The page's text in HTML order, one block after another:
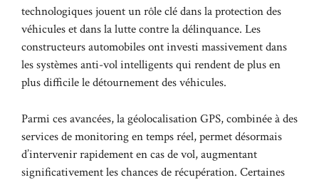
technologiques jouent un rôle clé dans la protection des
véhicules et dans la lutte contre la délinquance. Les
constructeurs automobiles ont investi massivement dans
les systèmes anti-vol intelligents qui rendent de plus en
plus difficile le détournement des véhicules.
Parmi ces avancées, la géolocalisation GPS, combinée à des
services de monitoring en temps réel, permet désormais
d’intervenir rapidement en cas de vol, augmentant
significativement les chances de récupération. Certaines